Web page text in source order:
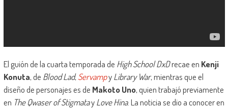
El guión de la cuarta temporada de High School DxDrecae en Kenji
Konuta, de Blood Lad,ServampyLibrary War, mientras que el
diseño de personajes es de Makoto Uno, quien trabajó previamente
en The Qwaser of StigmatayLove Hina. La noticia se dio a conocer en